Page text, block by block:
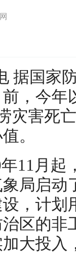
据国家
，今
灾害死
。
11月
局启动
，计划
区的非
大投入